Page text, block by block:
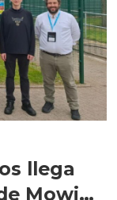
llega
Mowi